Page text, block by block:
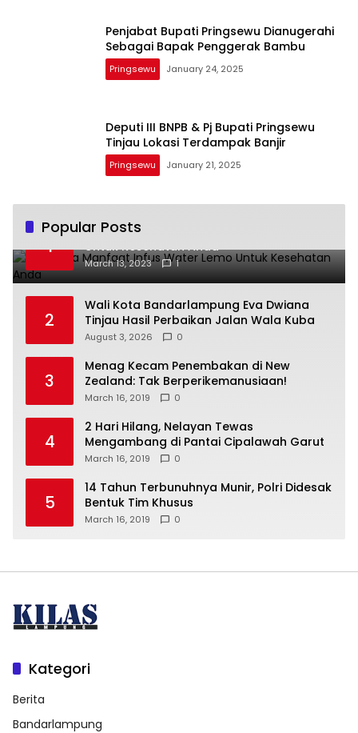
Penjabat Bupati Pringsewu Dianugerahi
Sebagai Bapak Penggerak Bambu
Pringsewu January 24, 2025
Deputi III BNPB & Pj Bupati Pringsewu
Tinjau Lokasi Terdampak Banjir
Pringsewu January 21, 2025
Popular Posts
1
Beberapa Manfaat Infus Water Lemo
Untuk Kesehatan Anda
March 13, 2023 1
2
Wali Kota Bandarlampung Eva Dwiana
Tinjau Hasil Perbaikan Jalan Wala Kuba
August 3, 2026 0
3
Menag Kecam Penembakan di New
Zealand: Tak Berperikemanusiaan!
March 16, 2019 0
4
2 Hari Hilang, Nelayan Tewas
Mengambang di Pantai Cipalawah Garut
March 16, 2019 0
5
14 Tahun Terbunuhnya Munir, Polri Didesak
Bentuk Tim Khusus
March 16, 2019 0
Kategori
Berita
Bandarlampung